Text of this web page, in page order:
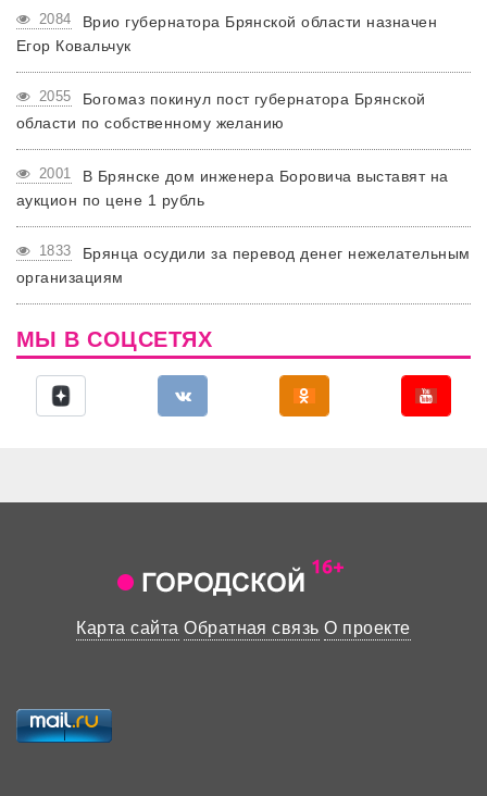
2084
Врио губернатора Брянской области назначен
Егор Ковальчук
2055
Богомаз покинул пост губернатора Брянской
области по собственному желанию
2001
В Брянске дом инженера Боровича выставят на
аукцион по цене 1 рубль
1833
Брянца осудили за перевод денег нежелательным
организациям
МЫ В СОЦСЕТЯХ
Карта сайта Обратная связь О проекте